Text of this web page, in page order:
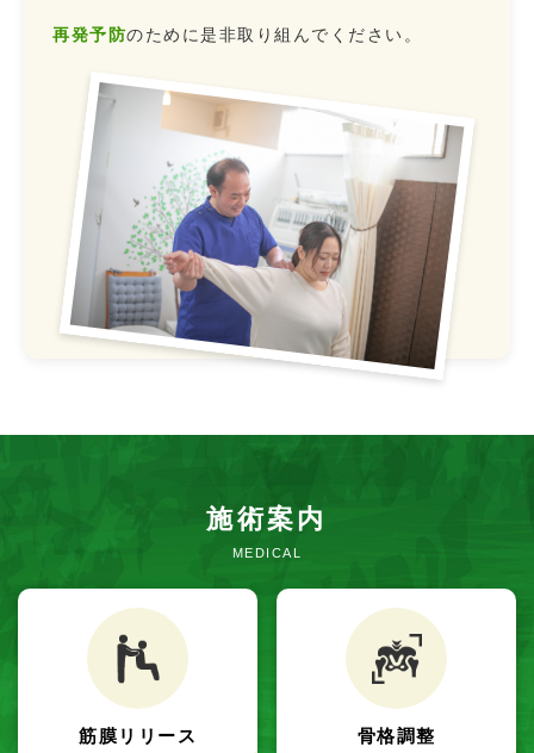
再発予防のために是非取り組んでください。
施術案内
MEDICAL
筋膜リリース 骨格調整